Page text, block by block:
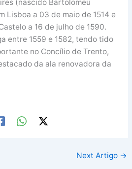
(nascido Bartolomeu
Lisboa a 03 de maio de 1514 e
a 16 de julho de 1590.
entre 1559 e 1582, tendo tido
no Concílio de Trento,
da ala renovadora da
Next Artigo →